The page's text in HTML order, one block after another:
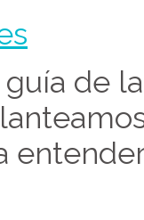
guía de